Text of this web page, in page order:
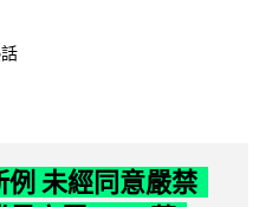
例 未經同意嚴禁